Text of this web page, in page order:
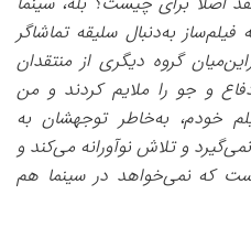
به‌دنبال سلیقه تماشاگر
گروه دیگری از منتقدان
دفاع و جو را ملایم کردند و من
خودم، به‌خاطر توجهشان به
و تلاش نوآورانه می‌کند و
که نمی‌خواهد در سینما هم